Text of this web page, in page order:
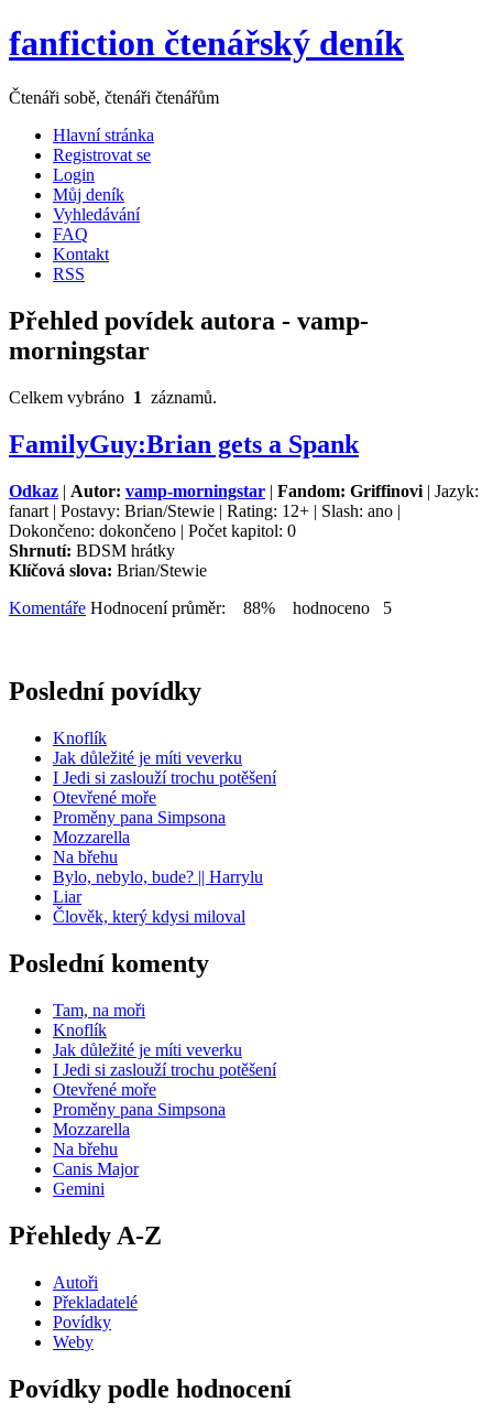
fanfiction čtenářský deník
Čtenáři sobě, čtenáři čtenářům
Hlavní stránka
Registrovat se
Login
Můj deník
Vyhledávání
FAQ
Kontakt
RSS
Přehled povídek autora - vamp-
morningstar
Celkem vybráno 1 záznamů.
FamilyGuy:Brian gets a Spank
Odkaz | Autor: vamp-morningstar | Fandom: Griffinovi | Jazyk:
fanart | Postavy: Brian/Stewie | Rating: 12+ | Slash: ano |
Dokončeno: dokončeno | Počet kapitol: 0
Shrnutí: BDSM hrátky
Klíčová slova: Brian/Stewie
Komentáře Hodnocení průměr: 88% hodnoceno 5
Poslední povídky
Knoflík
Jak důležité je míti veverku
I Jedi si zaslouží trochu potěšení
Otevřené moře
Proměny pana Simpsona
Mozzarella
Na břehu
Bylo, nebylo, bude? || Harrylu
Liar
Člověk, který kdysi miloval
Poslední komenty
Tam, na moři
Knoflík
Jak důležité je míti veverku
I Jedi si zaslouží trochu potěšení
Otevřené moře
Proměny pana Simpsona
Mozzarella
Na břehu
Canis Major
Gemini
Přehledy A-Z
Autoři
Překladatelé
Povídky
Weby
Povídky podle hodnocení